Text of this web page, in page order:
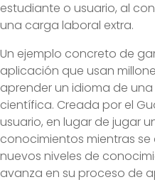
estudiante o usuario, al
una carga laboral extra.
Un ejemplo concreto de
aplicación que usan
aprender un idioma de
científica. Creada por el
usuario, en lugar de jugar
conocimientos mientras
nuevos niveles de
avanza en su proceso de